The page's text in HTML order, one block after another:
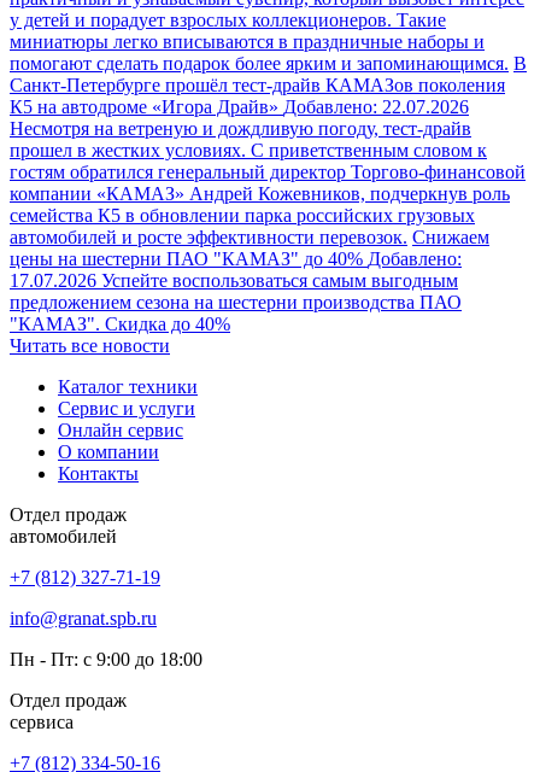
у детей и порадует взрослых коллекционеров. Такие
миниатюры легко вписываются в праздничные наборы и
помогают сделать подарок более ярким и запоминающимся. В
Санкт-Петербурге прошёл тест-драйв КАМАЗов поколения
К5 на автодроме «Игора Драйв» Добавлено: 22.07.2026
Несмотря на ветреную и дождливую погоду, тест-драйв
прошел в жестких условиях. С приветственным словом к
гостям обратился генеральный директор Торгово‑финансовой
компании «КАМАЗ» Андрей Кожевников, подчеркнув роль
семейства К5 в обновлении парка российских грузовых
автомобилей и росте эффективности перевозок. Снижаем
цены на шестерни ПАО "КАМАЗ" до 40% Добавлено:
17.07.2026 Успейте воспользоваться самым выгодным
предложением сезона на шестерни производства ПАО
"КАМАЗ". Скидка до 40%
Читать все новости
Каталог техники
Сервис и услуги
Онлайн сервис
О компании
Контакты
Отдел продаж
автомобилей
+7 (812) 327-71-19
info@granat.spb.ru
Пн - Пт: с 9:00 до 18:00
Отдел продаж
сервиса
+7 (812) 334-50-16